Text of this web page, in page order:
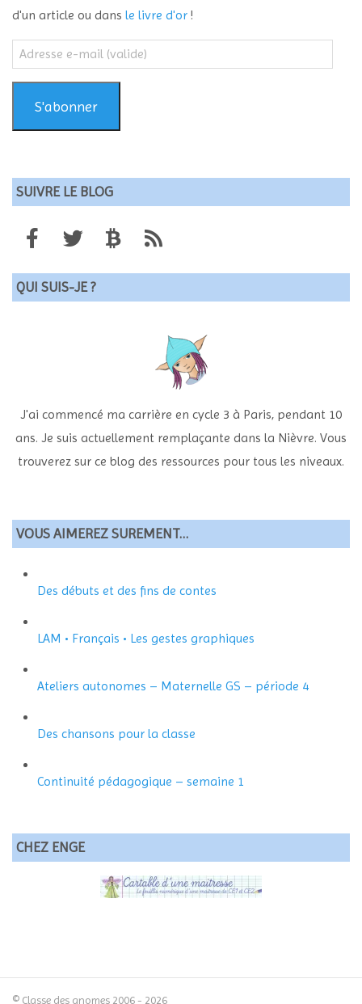
d'un article ou dans le livre d'or !
Adresse
e-
mail
(valide)S'abonner
SUIVRE LE BLOG
QUI SUIS-JE ?
J'ai commencé ma carrière en cycle 3 à Paris, pendant 10
ans. Je suis actuellement remplaçante dans la Nièvre. Vous
trouverez sur ce blog des ressources pour tous les niveaux.
VOUS AIMEREZ SUREMENT…
Des débuts et des fins de contes
LAM • Français • Les gestes graphiques
Ateliers autonomes – Maternelle GS – période 4
Des chansons pour la classe
Continuité pédagogique – semaine 1
CHEZ ENGE
© Classe des gnomes 2006 - 2026